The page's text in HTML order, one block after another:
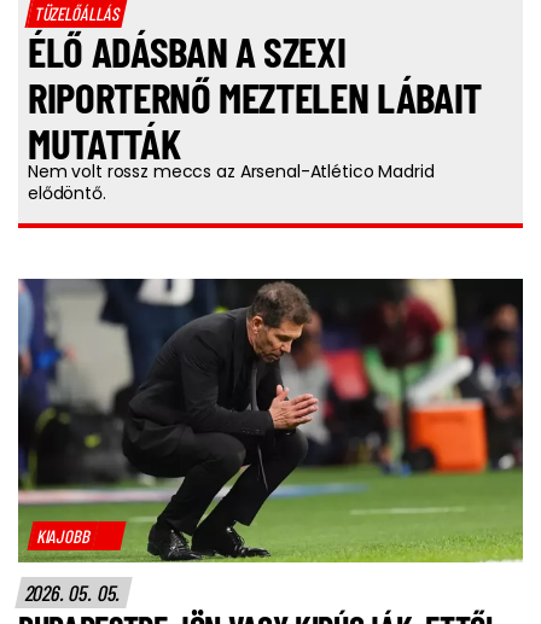
TÜZELŐÁLLÁS
ÉLŐ ADÁSBAN A SZEXI
RIPORTERNŐ MEZTELEN LÁBAIT
MUTATTÁK
Nem volt rossz meccs az Arsenal-Atlético Madrid
elődöntő.
KIAJOBB
2026. 05. 05.